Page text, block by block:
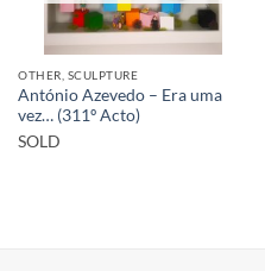
OTHER, SCULPTURE
António Azevedo – Era uma
vez… (311º Acto)
SOLD